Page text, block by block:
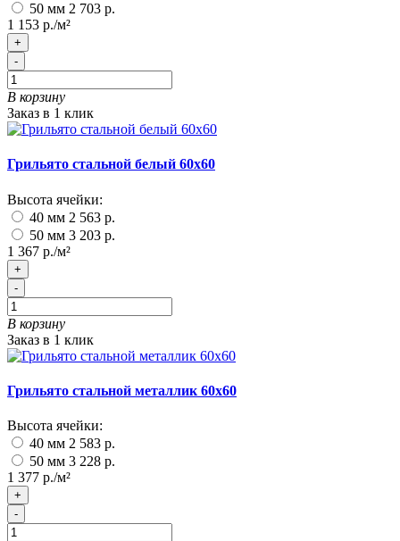
50 мм 2 703 р.
1 153 р./м²
+
-
В корзину
Заказ в 1 клик
Грильято стальной белый 60х60
Высота ячейки:
40 мм 2 563 р.
50 мм 3 203 р.
1 367 р./м²
+
-
В корзину
Заказ в 1 клик
Грильято стальной металлик 60х60
Высота ячейки:
40 мм 2 583 р.
50 мм 3 228 р.
1 377 р./м²
+
-